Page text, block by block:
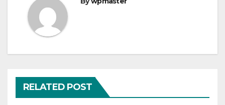
ゲ
ー
シ
ョ
ン
RELATED POST